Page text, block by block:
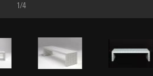
1/4